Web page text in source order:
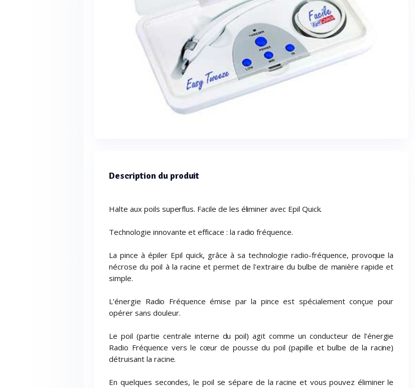
Description du produit
Halte aux poils superflus. Facile de les éliminer avec Epil Quick.
Technologie innovante et efficace : la radio fréquence.
La pince à épiler Epil quick, grâce à sa technologie radio-fréquence, provoque la
nécrose du poil à la racine et permet de l'extraire du bulbe de manière rapide et
simple.
L’énergie Radio Fréquence émise par la pince est spécialement conçue pour
opérer sans douleur.
Le poil (partie centrale interne du poil) agit comme un conducteur de l’énergie
Radio Fréquence vers le cœur de pousse du poil (papille et bulbe de la racine)
détruisant la racine.
En quelques secondes, le poil se sépare de la racine et vous pouvez éliminer le